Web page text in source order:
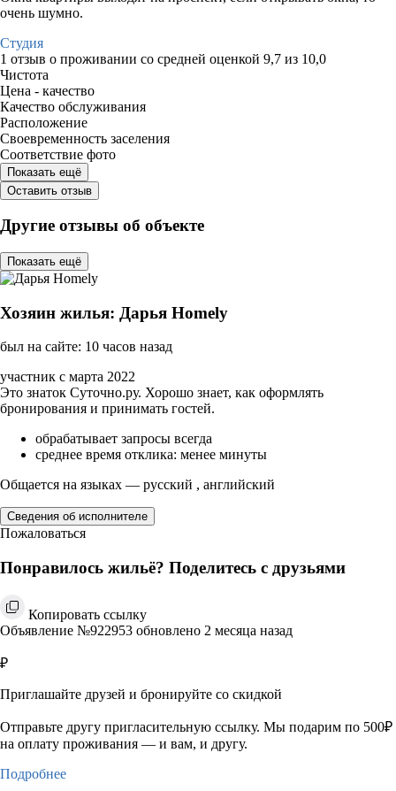
очень шумно.
Студия
1 отзыв о проживании со средней оценкой 9,7 из 10,0
Чистота
Цена - качество
Качество обслуживания
Расположение
Своевременность заселения
Соответствие фото
Показать ещё
Оставить отзыв
Другие отзывы об объекте
Показать ещё
Хозяин жилья: Дарья Homely
был на сайте: 10 часов назад
участник с марта 2022
Это знаток Суточно.ру. Хорошо знает, как оформлять
бронирования и принимать гостей.
обрабатывает запросы всегда
среднее время отклика: менее минуты
Общается на языках — русский , английский
Сведения об исполнителе
Пожаловаться
Понравилось жильё? Поделитесь с друзьями
Копировать ссылку
Объявление №922953 обновлено 2 месяца назад
₽
Приглашайте друзей и бронируйте со скидкой
Отправьте другу пригласительную ссылку. Мы подарим по 500₽
на оплату проживания — и вам, и другу.
Подробнее